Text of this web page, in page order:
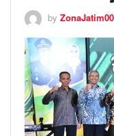
by ZonaJatim00